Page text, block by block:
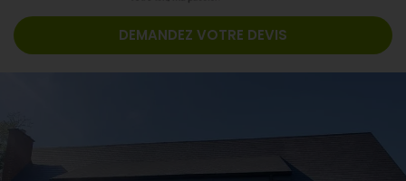
DEMANDEZ VOTRE DEVIS